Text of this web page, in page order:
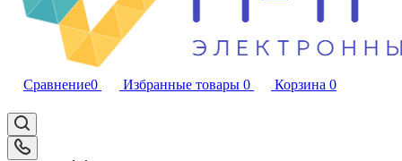
Сравнение0 Избранные товары 0 Корзина 0